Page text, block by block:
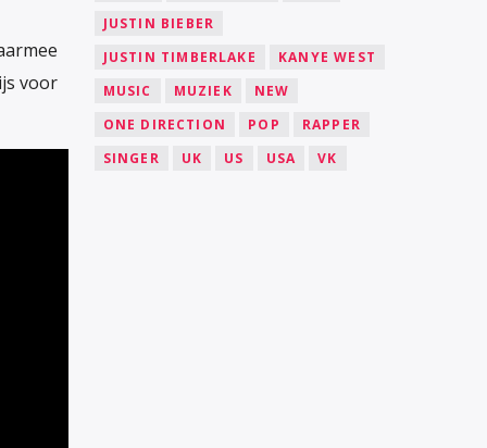
voor
JUSTIN BIEBER
JUSTIN TIMBERLAKE
KANYE WEST
MUSIC
MUZIEK
NEW
ONE DIRECTION
POP
RAPPER
SINGER
UK US USA VK